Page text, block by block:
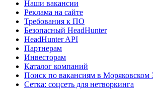
Наши вакансии
Реклама на сайте
Требования к ПО
Безопасный HeadHunter
HeadHunter API
Партнерам
Инвесторам
Каталог компаний
Поиск по вакансиям в Моряковском
Сетка: соцсеть для нетворкинга